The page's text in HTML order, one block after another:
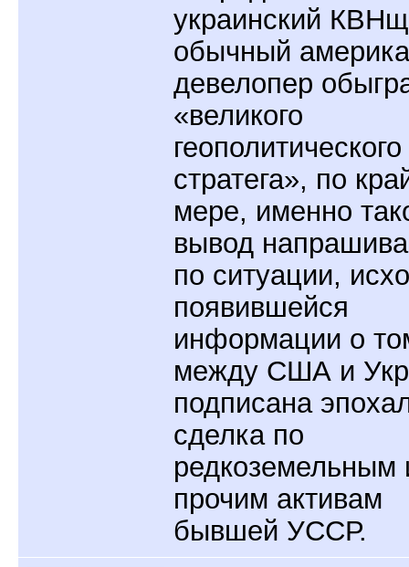
украинский
обычный
девелопер
«великого
геополитического
стратега», по
мере, именно
вывод
по ситуации,
появившейся
информации о
между США и
подписана
сделка по
редкоземельным
прочим активам
бывшей УССР.